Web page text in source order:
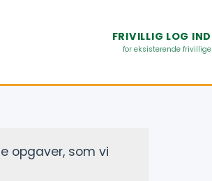
FRIVILLIG LOG IND
for eksisterende frivillige
opgaver, som vi